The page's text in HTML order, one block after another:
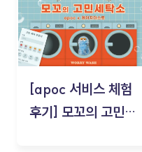
[apoc 서비스 체험
후기] 모꼬의 고민세